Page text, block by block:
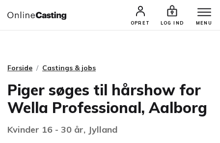
OPRET LOG IND MENU
CASTINGS & JOBS SØG PROFIL
Forside Castings & jobs
Piger søges til hårshow for
Wella Professional, Aalborg
Kvinder 16 - 30 år, Jylland